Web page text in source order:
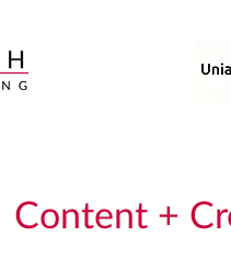
Content +